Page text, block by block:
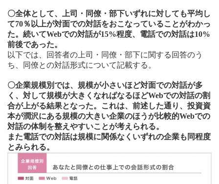
〇全体として、上司・同僚・部下いずれに対しても平均し
て70％以上が対面での対話をおこなっていることがわかっ
た。続いてWebでの対話が15%程度、電話での対話は10%
前後であった。
以下では、回答者の上司・同僚・部下に関する回答のう
ち、同僚との対話形式について記載する。
〇企業規模別では、規模が小さいほど対面での対話が多
く、対して規模が大きくなればなるほどWebでの対話の割
合が上がる結果となった。これは、前述した通り、投資資
本が潤沢にある規模の大きい企業のほうが比較的Webでの
対話の体制を整えやすいことが考えられる。
また電話での対話は規模に関係なくいずれの企業も同程度
とみられる。